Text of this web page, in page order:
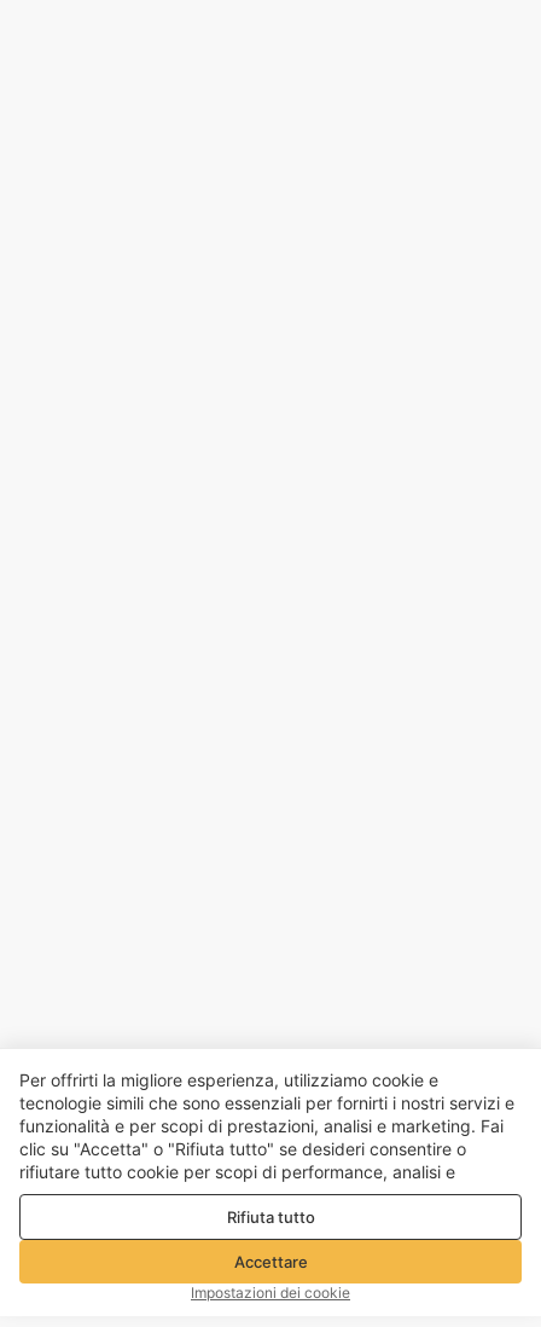
Per offrirti la migliore esperienza, utilizziamo cookie e
tecnologie simili che sono essenziali per fornirti i nostri servizi e
funzionalità e per scopi di prestazioni, analisi e marketing. Fai
clic su "Accetta" o "Rifiuta tutto" se desideri consentire o
rifiutare tutto cookie per scopi di performance, analisi e
marketing. Per maggiori dettagli consultare la nostraPolitica
Rifiuta tutto
Accettare
Impostazioni dei cookie